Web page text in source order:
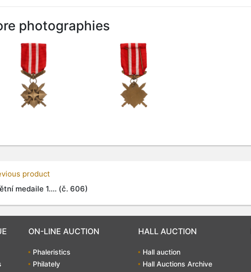
photographies
product
medaile 1.... (č. 606)
ON-LINE AUCTION
Phaleristics
Philately
HALL AUCTION
Hall auction
Hall Auctions Archive